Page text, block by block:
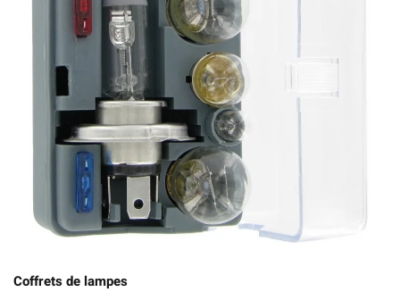
Coffrets de lampes